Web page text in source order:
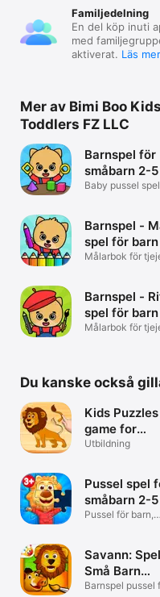
Familjedelning
En del köp inuti
med
aktiverat. Läs mer
Mer av Bimi Boo
Toddlers FZ LLC
Barnspel för
småbarn 2-
Baby pussel
Barnspel -
spel för barn
Målarbok för
Barnspel -
spel för barn
Målarbok för
Du kanske också
Kids Puzzles
game for
toddlers
Utbildning
Pussel spel
småbarn 2-5
Pussel för barn,
Savann: Spel
Små Barn
Målarbok
Barnspel pussel